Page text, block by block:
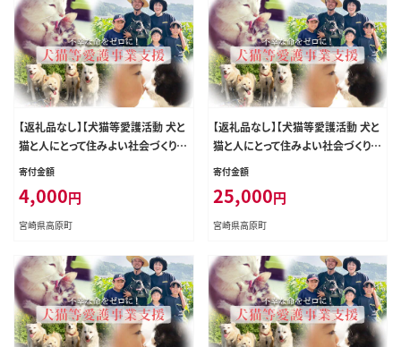
【返礼品なし】【犬猫等愛護活動 犬と
猫と人にとって住みよい社会づくりを
応援】宮崎県 高原町 特定非営利活
P00056
寄付金額
4,000円
宮崎県高原町
【返礼品なし】【犬猫等愛護活動 犬と
猫と人にとって住みよい社会づくりを
応援】宮崎県 高原町 特定非営利活
P00056
寄付金額
25,000円
宮崎県高原町